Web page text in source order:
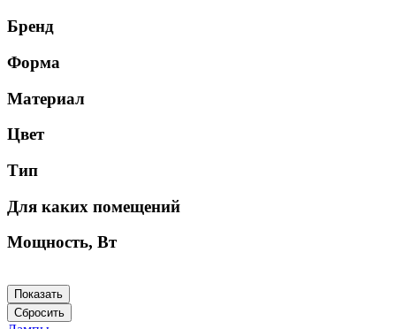
Бренд
Форма
Материал
Цвет
Тип
Для каких помещений
Мощность, Вт